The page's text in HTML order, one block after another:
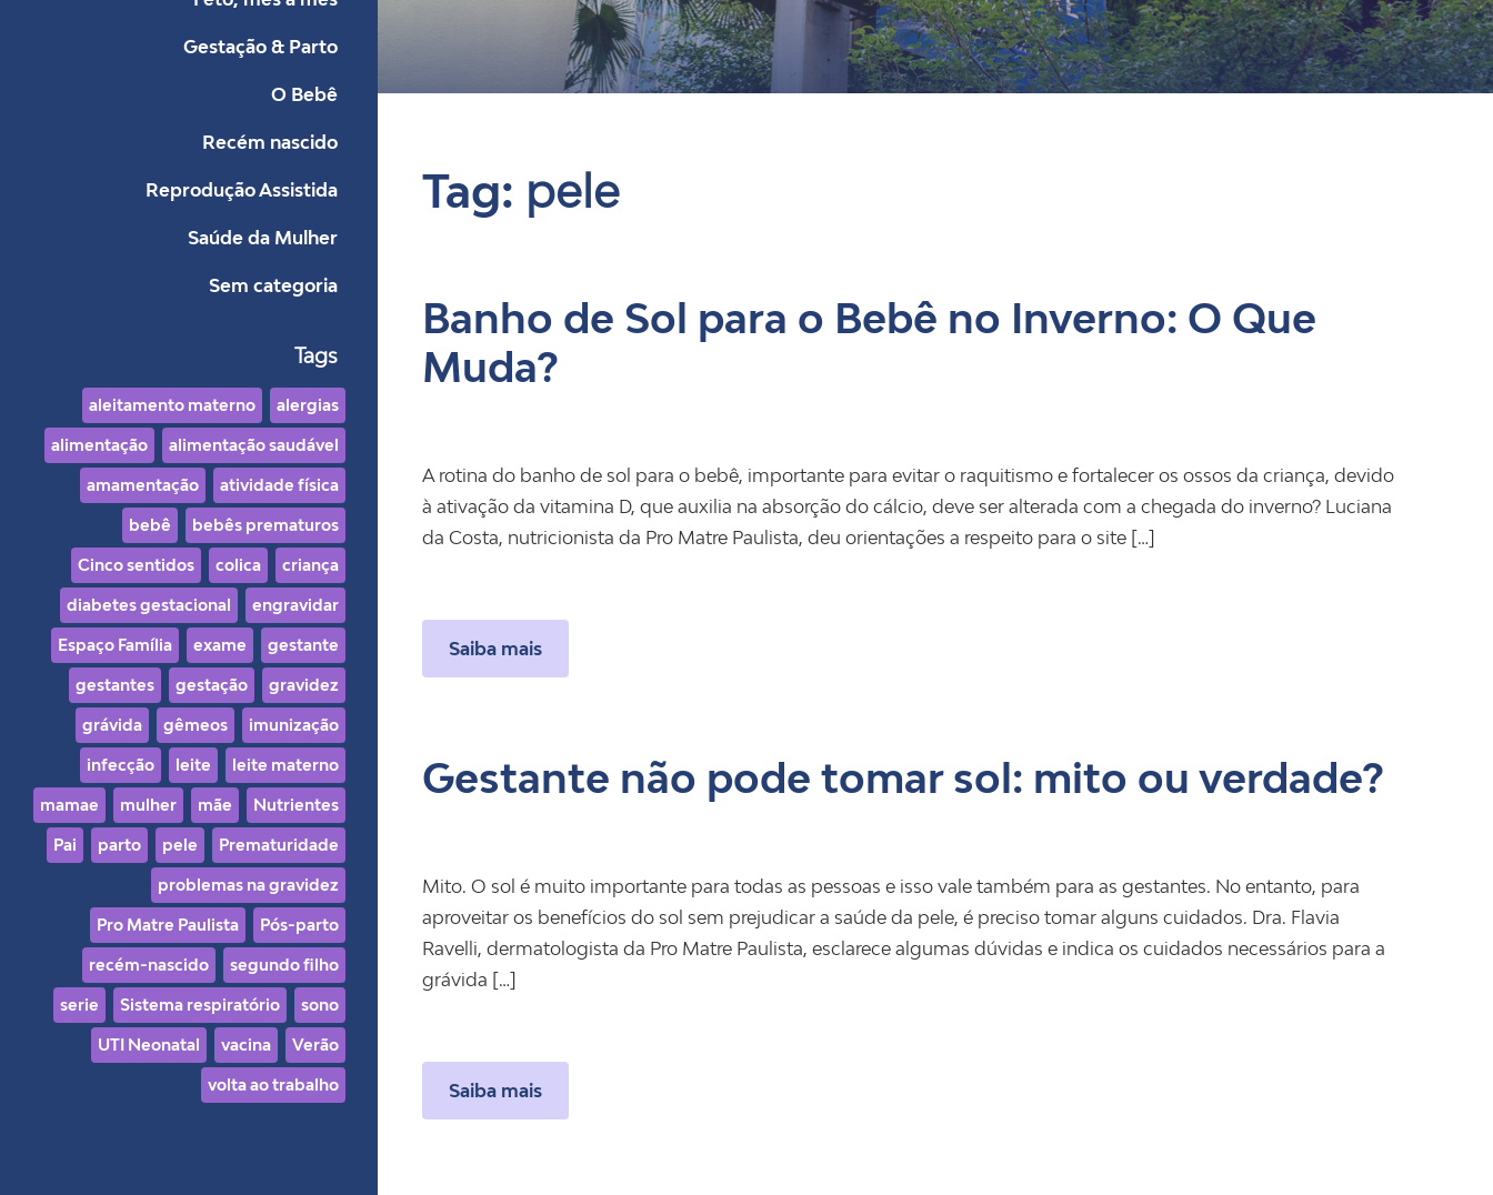
Gestação & Parto
O Bebê
Recém nascido
Reprodução Assistida
Saúde da Mulher
Sem categoria
Tags
aleitamento materno alergias
alimentação alimentação saudável
amamentação atividade física
bebê bebês prematuros
Cinco sentidos colica criança
diabetes gestacional engravidar
Espaço Família exame gestante
gestantes gestação gravidez
grávida gêmeos imunização
infecção leite leite materno
mamae mulher mãe Nutrientes
Pai parto pele Prematuridade
problemas na gravidez
Pro Matre Paulista Pós-parto
recém-nascido segundo filho
serie Sistema respiratório sono
UTI Neonatal vacina Verão
volta ao trabalho
Blog
Tag: pele
Banho de Sol para o Bebê no Inverno: O Que
Muda?
A rotina do banho de sol para o bebê, importante para evitar o raquitismo e fortalecer os ossos da criança, devido
à ativação da vitamina D, que auxilia na absorção do cálcio, deve ser alterada com a chegada do inverno? Luciana
da Costa, nutricionista da Pro Matre Paulista, deu orientações a respeito para o site […]
Saiba mais
Gestante não pode tomar sol: mito ou verdade?
Mito. O sol é muito importante para todas as pessoas e isso vale também para as gestantes. No entanto, para
aproveitar os benefícios do sol sem prejudicar a saúde da pele, é preciso tomar alguns cuidados. Dra. Flavia
Ravelli, dermatologista da Pro Matre Paulista, esclarece algumas dúvidas e indica os cuidados necessários para a
grávida […]
Saiba mais